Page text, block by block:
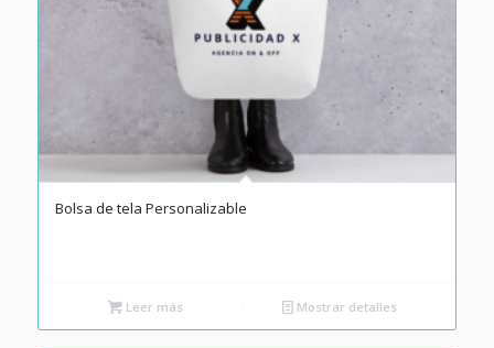
Bolsa de tela Personalizable
Leer más Mostrar detalles